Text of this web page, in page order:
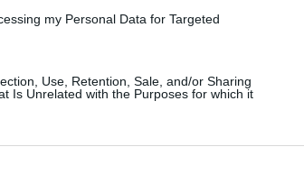
my Personal Data for Targeted
Use, Retention, Sale, and/or Sharing
Is Unrelated with the Purposes for which it
Google-találatokban!